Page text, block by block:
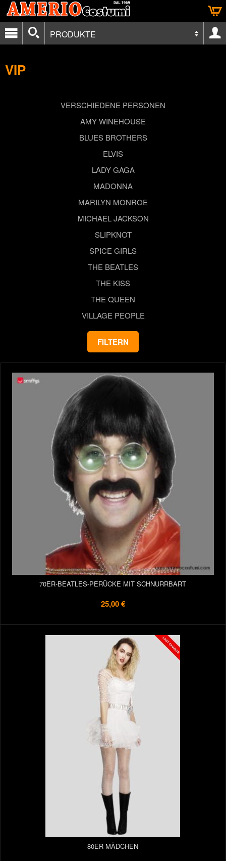
PRODUKTE
VIP
VERSCHIEDENE PERSONEN
AMY WINEHOUSE
BLUES BROTHERS
ELVIS
LADY GAGA
MADONNA
MARILYN MONROE
MICHAEL JACKSON
SLIPKNOT
SPICE GIRLS
THE BEATLES
THE KISS
THE QUEEN
VILLAGE PEOPLE
FILTERN
70ER-BEATLES-PERÜCKE MIT SCHNURRBART
25,00 €
80ER MÄDCHEN